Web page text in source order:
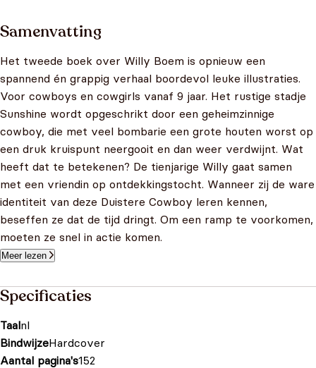
Samenvatting
Het tweede boek over Willy Boem is opnieuw een
spannend én grappig verhaal boordevol leuke illustraties.
Voor cowboys en cowgirls vanaf 9 jaar. Het rustige stadje
Sunshine wordt opgeschrikt door een geheimzinnige
cowboy, die met veel bombarie een grote houten worst op
een druk kruispunt neergooit en dan weer verdwijnt. Wat
heeft dat te betekenen? De tienjarige Willy gaat samen
met een vriendin op ontdekkingstocht. Wanneer zij de ware
identiteit van deze Duistere Cowboy leren kennen,
beseffen ze dat de tijd dringt. Om een ramp te voorkomen,
moeten ze snel in actie komen.
Meer lezen
Specificaties
Taalnl
BindwijzeHardcover
Aantal pagina's152